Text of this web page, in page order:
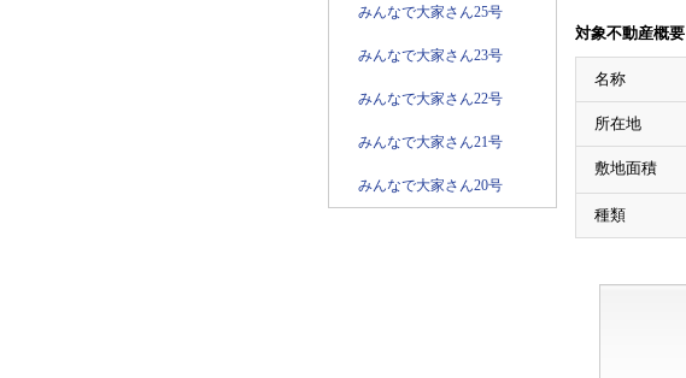
対象不動産概要
名称
所在地
敷地面積
種類
みんなで大家さん25号
みんなで大家さん23号
みんなで大家さん22号
みんなで大家さん21号
みんなで大家さん20号